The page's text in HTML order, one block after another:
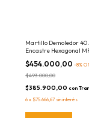
Martillo Demoledor 40
Encastre Hexagonal
$454.000,00 -8%
$493.000,00
$385.900,00 con
6 x $75.666,67 sin interés